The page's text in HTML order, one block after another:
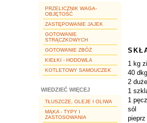
PRZELICZNIK WAGA-
OBJĘTOŚĆ
ZASTĘPOWANIE JAJEK
GOTOWANIE
STRĄCZKOWYCH
GOTOWANIE ZBÓŻ
KIEŁKI - HODOWLA
KOTLETOWY SAMOUCZEK
WIEDZIEĆ WIĘCEJ
TŁUSZCZE, OLEJE I OLIWA
MĄKA - TYPY I
ZASTOSOWANIA
1 kg
40
2
1
1
sól
pieprz